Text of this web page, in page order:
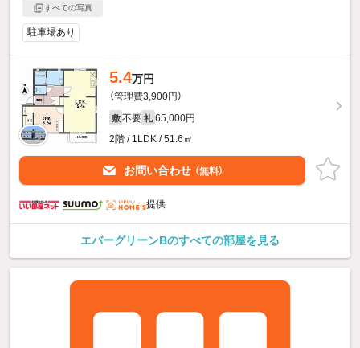
すべての写真
駐車場あり
5.4万円
（管理費3,900円）
敷 不要 礼 65,000円
2階 / 1LDK / 51.6㎡
お問い合わせ （無料）
提供
エバーグリーンBのすべての部屋を見る